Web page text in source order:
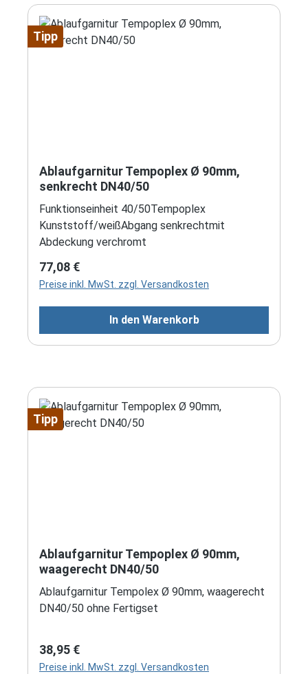
Tipp
Ablaufgarnitur Tempoplex Ø 90mm,
senkrecht DN40/50
Funktionseinheit 40/50Tempoplex
Kunststoff/weißAbgang senkrechtmit
Abdeckung verchromt
Regulärer Preis:
77,08 €
Preise inkl. MwSt. zzgl. Versandkosten
In den Warenkorb
Tipp
Ablaufgarnitur Tempoplex Ø 90mm,
waagerecht DN40/50
Ablaufgarnitur Tempolex Ø 90mm, waagerecht
DN40/50 ohne Fertigset
Regulärer Preis:
38,95 €
Preise inkl. MwSt. zzgl. Versandkosten